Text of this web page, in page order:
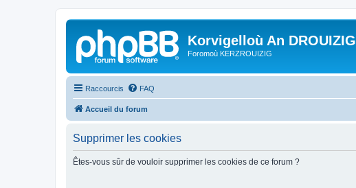
Korvigelloù An DROUIZIG
Foromoù KERZROUIZIG
Raccourcis FAQ
Accueil du forum
Supprimer les cookies
Êtes-vous sûr de vouloir supprimer les cookies de ce forum ?